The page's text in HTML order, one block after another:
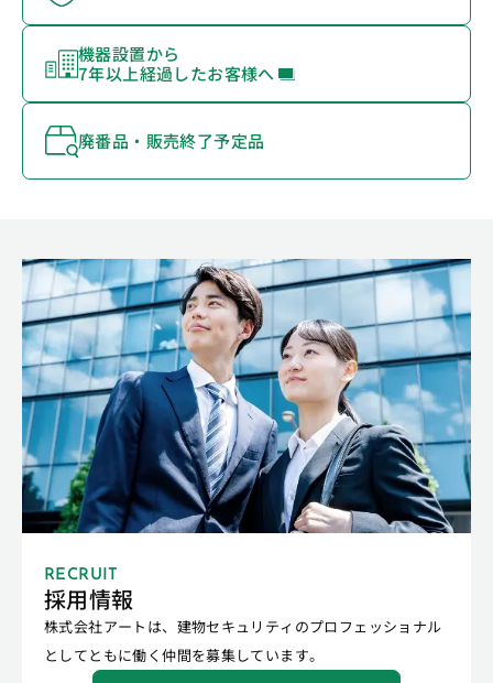
機器設置から
7年以上経過したお客様へ
廃番品・販売終了予定品
RECRUIT
採用情報
株式会社アートは、建物セキュリティのプロフェッショナル
としてともに働く仲間を募集しています。